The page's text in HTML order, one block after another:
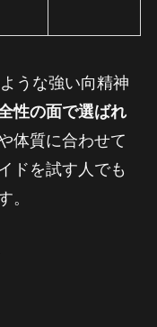
うな強い向精神
性の面で選ばれ
体質に合わせて
ドを試す人でも
。